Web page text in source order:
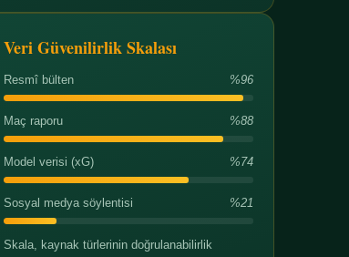
Veri Güvenilirlik Skalası
Resmî bülten %96
Maç raporu %88
Model verisi (xG) %74
Sosyal medya söylentisi %21
Skala, kaynak türlerinin doğrulanabilirlik